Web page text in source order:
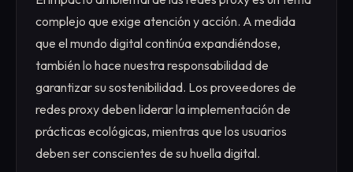
complejo que exige atención y acción. A medida
que el mundo digital continúa expandiéndose,
también lo hace nuestra responsabilidad de
garantizar su sostenibilidad. Los proveedores de
redes proxy deben liderar la implementación de
prácticas ecológicas, mientras que los usuarios
deben ser conscientes de su huella digital.